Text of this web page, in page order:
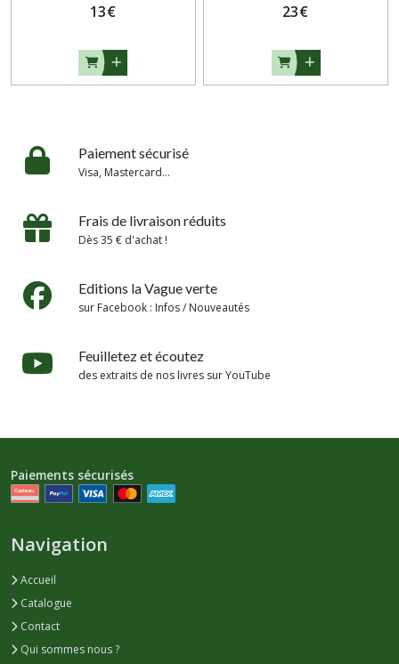
13€ 23€
Paiement sécurisé
Visa, Mastercard...
Frais de livraison réduits
Dès 35 € d'achat !
Editions la Vague verte
sur Facebook : Infos / Nouveautés
Feuilletez et écoutez
des extraits de nos livres sur YouTube
Paiements sécurisés
Navigation
Accueil
Catalogue
Contact
Qui sommes nous ?